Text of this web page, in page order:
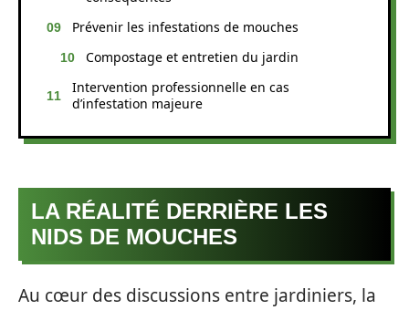
Prévenir les infestations de mouches
Compostage et entretien du jardin
Intervention professionnelle en cas
d’infestation majeure
LA RÉALITÉ DERRIÈRE LES
NIDS DE MOUCHES
Au cœur des discussions entre jardiniers, la